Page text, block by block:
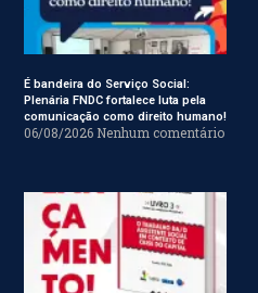
É bandeira do Serviço Social:
Plenária FNDC fortalece luta pela
comunicação como direito humano!
06/08/2026 Nenhum comentário